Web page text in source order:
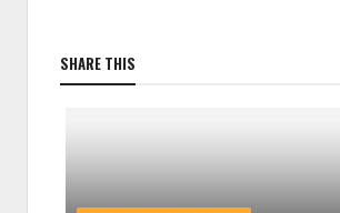
SHARE THIS